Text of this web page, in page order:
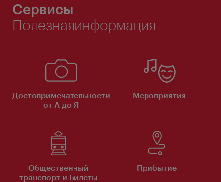
Сервисы
Полезнаяинформация
Достопримечательности
от А до Я
Мероприятия
Общественный
транспорт и Билеты
Прибытие